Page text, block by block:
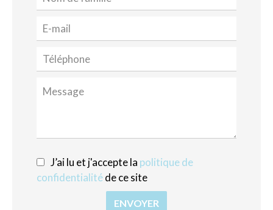
J’ai lu et j'accepte la politique de
confidentialitéde ce site
ENVOYER